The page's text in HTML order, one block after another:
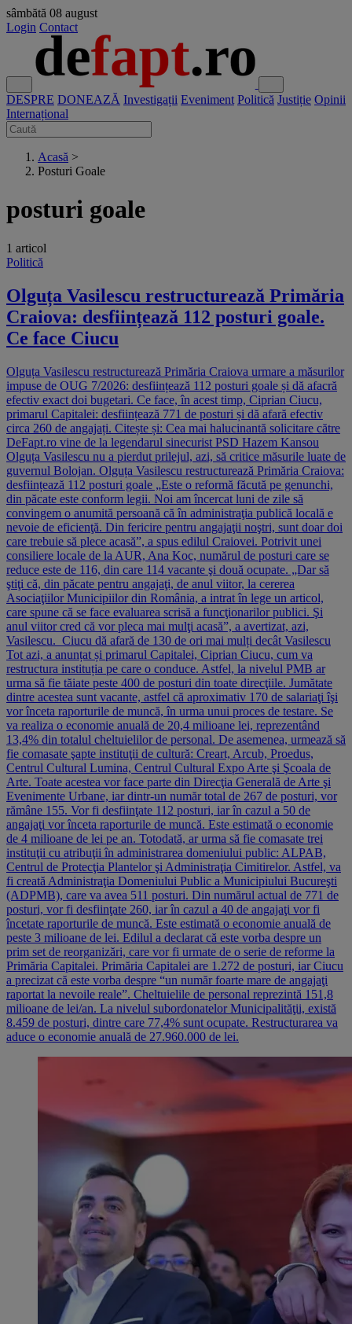
sâmbătă 08 august
Login Contact
DESPRE DONEAZĂ Investigații Eveniment Politică Justiție Opinii
Internațional
Acasă >
Posturi Goale
posturi goale
1 articol
Politică
Olguța Vasilescu restructurează Primăria
Craiova: desființează 112 posturi goale.
Ce face Ciucu
Olguța Vasilescu restructurează Primăria Craiova urmare a măsurilor
impuse de OUG 7/2026: desființează 112 posturi goale și dă afacră
efectiv exact doi bugetari. Ce face, în acest timp, Ciprian Ciucu,
primarul Capitalei: desființează 771 de posturi și dă afară efectiv
circa 260 de angajați. Citește și: Cea mai halucinantă solicitare către
DeFapt.ro vine de la legendarul sinecurist PSD Hazem Kansou
Olguța Vasilescu nu a pierdut prilejul, azi, să critice măsurile luate de
guvernul Bolojan. Olguța Vasilescu restructurează Primăria Craiova:
desființează 112 posturi goale „Este o reformă făcută pe genunchi,
din păcate este conform legii. Noi am încercat luni de zile să
convingem o anumită persoană că în administraţia publică locală e
nevoie de eficienţă. Din fericire pentru angajaţii noştri, sunt doar doi
care trebuie să plece acasă”, a spus edilul Craiovei. Potrivit unei
consiliere locale de la AUR, Ana Koc, numărul de posturi care se
reduce este de 116, din care 114 vacante şi două ocupate. „Dar să
ştiţi că, din păcate pentru angajaţi, de anul viitor, la cererea
Asociaţiilor Municipiilor din România, a intrat în lege un articol,
care spune că se face evaluarea scrisă a funcţionarilor publici. Şi
anul viitor cred că vor pleca mai mulţi acasă”, a avertizat, azi,
Vasilescu. Ciucu dă afară de 130 de ori mai mulți decât Vasilescu
Tot azi, a anunțat și primarul Capitalei, Ciprian Ciucu, cum va
restructura instituția pe care o conduce. Astfel, la nivelul PMB ar
urma să fie tăiate peste 400 de posturi din toate direcţiile. Jumătate
dintre acestea sunt vacante, astfel că aproximativ 170 de salariaţi îşi
vor înceta raporturile de muncă, în urma unui proces de testare. Se
va realiza o economie anuală de 20,4 milioane lei, reprezentând
13,4% din totalul cheltuielilor de personal. De asemenea, urmează să
fie comasate şapte instituţii de cultură: Creart, Arcub, Proedus,
Centrul Cultural Lumina, Centrul Cultural Expo Arte şi Şcoala de
Arte. Toate acestea vor face parte din Direcţia Generală de Arte şi
Evenimente Urbane, iar dintr-un număr total de 267 de posturi, vor
rămâne 155. Vor fi desfiinţate 112 posturi, iar în cazul a 50 de
angajaţi vor înceta raporturile de muncă. Este estimată o economie
de 4 milioane de lei pe an. Totodată, ar urma să fie comasate trei
instituţii cu atribuţii în administrarea domeniului public: ALPAB,
Centrul de Protecţia Plantelor şi Administraţia Cimitirelor. Astfel, va
fi creată Administraţia Domeniului Public a Municipiului Bucureşti
(ADPMB), care va avea 511 posturi. Din numărul actual de 771 de
posturi, vor fi desfiinţate 260, iar în cazul a 40 de angajaţi vor fi
încetate raporturile de muncă. Este estimată o economie anuală de
peste 3 milioane de lei. Edilul a declarat că este vorba despre un
prim set de reorganizări, care vor fi urmate de o serie de reforme la
Primăria Capitalei. Primăria Capitalei are 1.272 de posturi, iar Ciucu
a precizat că este vorba despre “un număr foarte mare de angajaţi
raportat la nevoile reale”. Cheltuielile de personal reprezintă 151,8
milioane de lei/an. La nivelul subordonatelor Municipalităţii, există
8.459 de posturi, dintre care 77,4% sunt ocupate. Restructurarea va
aduce o economie anuală de 27.960.000 de lei.